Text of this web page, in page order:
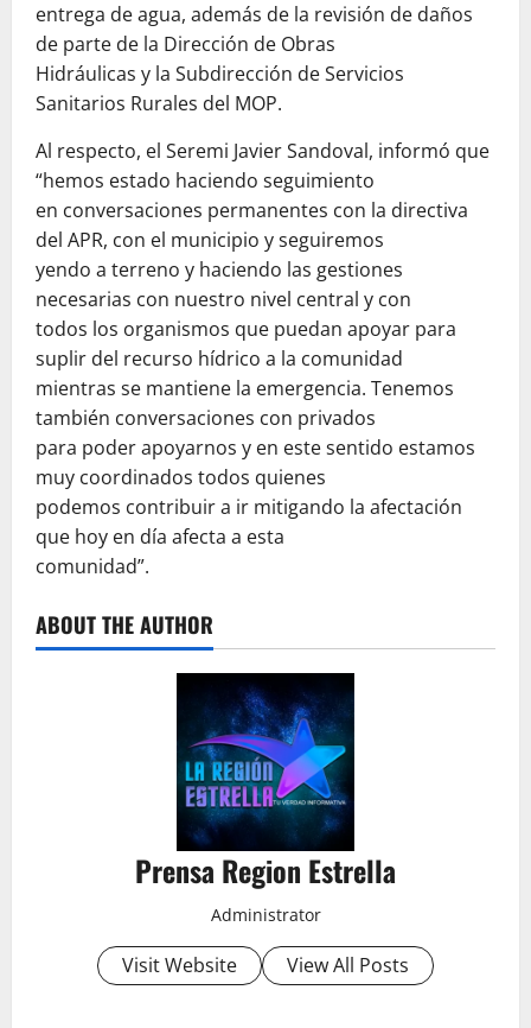
entrega de agua, además de la revisión de daños
de parte de la Dirección de Obras
Hidráulicas y la Subdirección de Servicios
Sanitarios Rurales del MOP.
Al respecto, el Seremi Javier Sandoval, informó que
“hemos estado haciendo seguimiento
en conversaciones permanentes con la directiva
del APR, con el municipio y seguiremos
yendo a terreno y haciendo las gestiones
necesarias con nuestro nivel central y con
todos los organismos que puedan apoyar para
suplir del recurso hídrico a la comunidad
mientras se mantiene la emergencia. Tenemos
también conversaciones con privados
para poder apoyarnos y en este sentido estamos
muy coordinados todos quienes
podemos contribuir a ir mitigando la afectación
que hoy en día afecta a esta
comunidad”.
ABOUT THE AUTHOR
Prensa Region Estrella
Administrator
Visit Website View All Posts